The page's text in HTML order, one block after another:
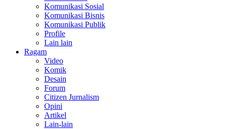
Komunikasi Sosial
Komunikasi Bisnis
Komunikasi Publik
Profile
Lain lain
Ragam
Video
Komik
Desain
Forum
Citizen Jurnalism
Opini
Artikel
Lain-lain